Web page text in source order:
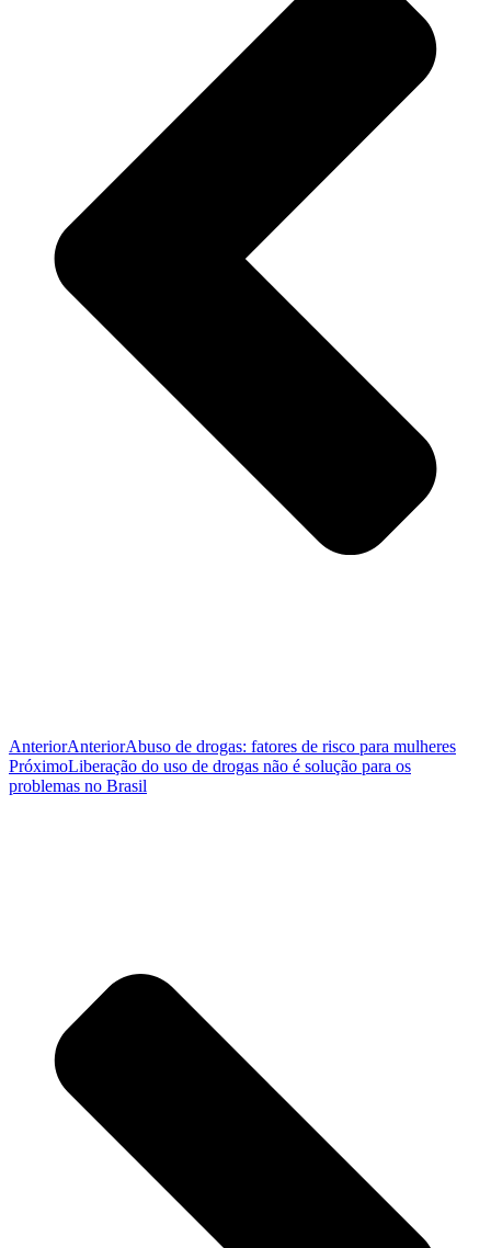
AnteriorAnteriorAbuso de drogas: fatores de risco para mulheres
PróximoLiberação do uso de drogas não é solução para os
problemas no Brasil